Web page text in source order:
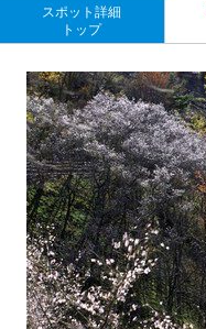
スポット詳細
トップ